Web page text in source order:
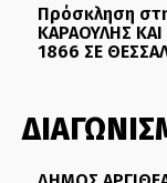
Πρόσκληση
ΚΑΡΑΟΥΛΗΣ ΚΑΙ
1866 ΣΕ